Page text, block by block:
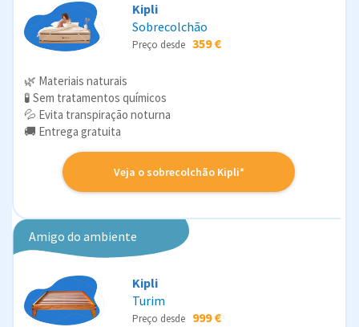
Kipli
Sobrecolchão
Preço desde359 €
🌿 Materiais naturais
🧪 Sem tratamentos químicos
💦 Evita transpiração noturna
🚚 Entrega gratuita
Veja o sobrecolchão Kipli*
Amigo do ambiente
Kipli
Turim
Preço desde 999 €